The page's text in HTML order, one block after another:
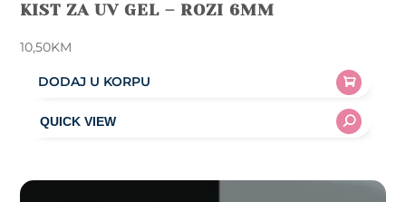
KIST ZA UV GEL – ROZI 6MM
10,50KM
DODAJ U KORPU